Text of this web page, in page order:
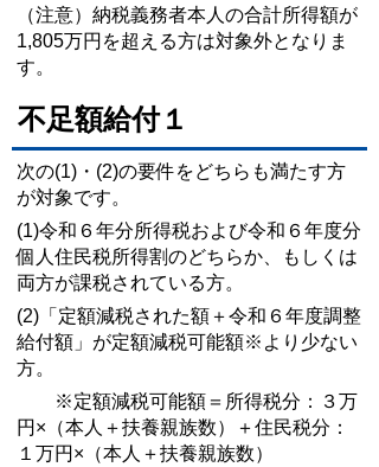
（注意）納税義務者本人の合計所得額が
1,805万円を超える方は対象外となりま
す。
不足額給付１
次の(1)・(2)の要件をどちらも満たす方
が対象です。
(1)令和６年分所得税および令和６年度分
個人住民税所得割のどちらか、もしくは
両方が課税されている方。
(2)「定額減税された額＋令和６年度調整
給付額」が定額減税可能額※より少ない
方。
※定額減税可能額＝所得税分：３万
円×（本人＋扶養親族数）＋住民税分：
１万円×（本人＋扶養親族数）